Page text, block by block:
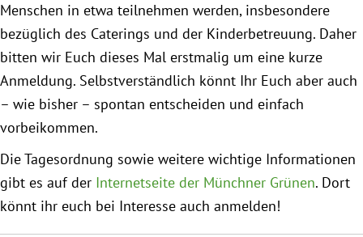
Obfrau im Ausschuss für Menschenrechte und
humanitäre Hilfe
Mein Abstimmungsverhalten
Ämter, Funktionen und Einkünfte
Besuch in Berlin
Menschen in etwa teilnehmen werden, insbesondere
bezüglich des Caterings und der Kinderbetreuung. Daher
bitten wir Euch dieses Mal erstmalig um eine kurze
Anmeldung. Selbstverständlich könnt Ihr Euch aber auch
– wie bisher – spontan entscheiden und einfach
vorbeikommen.
Die Tagesordnung sowie weitere wichtige Informationen
gibt es auf der Internetseite der Münchner Grünen. Dort
könnt ihr euch bei Interesse auch anmelden!